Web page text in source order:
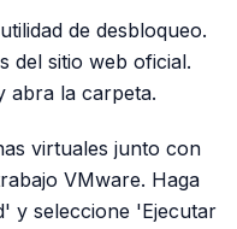
de desbloqueo.
del sitio web oficial.
abra la carpeta.
virtuales junto con
VMware. Haga
y seleccione 'Ejecutar